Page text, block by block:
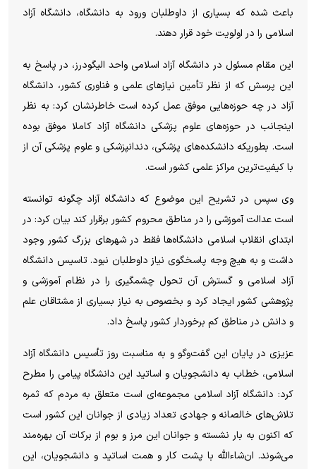
باعث شده که بسیاری از داوطلبان ورود به دانشگاه، دانشگاه آزاد
اسلامی را در اولویت خود قرار دهند.
این مقام مسئول در دانشگاه آزاد اسلامی واحد الیگودرز، در پاسخ به
این پرسش که از نظر تأمین نیاز‌های علمی و فناوری کشور، دانشگاه
آزاد در چه حوزه‌هایی موفق عمل کرده است خاطرنشان کرد: به نظر
اینجانب در حوزه‌های علوم پزشکی دانشگاه آزاد کاملا موفق بوده
است. بطوریکه دانشکده‌های پزشکی، دندانپزشکی و علوم پزشکی آن از
با کیفیت‌ترین مراکز علمی کشور است.
وی سپس در تشریح این موضوع که دانشگاه آزاد چگونه توانسته
است عدالت آموزشی را در مناطق محروم کشور برقرار کند بیان کرد: در
ابتدای انقلاب اسلامی دانشگاه‌ها فقط در شهر‌های بزرگ کشور وجود
داشت و به هیچ وجه پاسخگوی نیاز داوطلبان نبود. تاسیس دانشگاه
آزاد اسلامی و گسترش آن تحول چشمگیری را در نظام آموزشی و
پژوهشی کشور ایجاد کرد و بخصوص به نیاز بسیاری از مشتاقان علم
و دانش در مناطق کم برخوردار کشور پاسخ داد.
عزیزی در پایان این گفت‌و‌گو و به مناسبت روز تأسیس دانشگاه آزاد
اسلامی، خطاب به دانشجویان و اساتید این دانشگاه پیامی را مطرح
کرد: دانشگاه آزاد اسلامی مجموعه‌ای است متعلق به مردم که ثمره
تلاش‌های خالصانه و جهادی تعداد زیادی از جوانان این کشور است
که اکنون به بار نشسته و جوانان این مرز و بوم از برکات آن بهره‌مند
می‌شوند. ان‌شاءالله با پشت کار و همت اساتید و دانشجویان، این